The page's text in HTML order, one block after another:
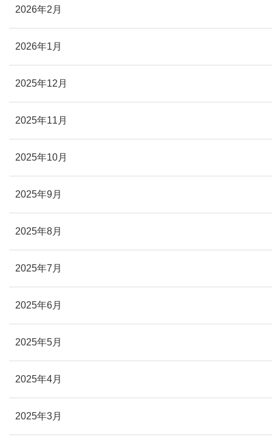
2026年2月
2026年1月
2025年12月
2025年11月
2025年10月
2025年9月
2025年8月
2025年7月
2025年6月
2025年5月
2025年4月
2025年3月